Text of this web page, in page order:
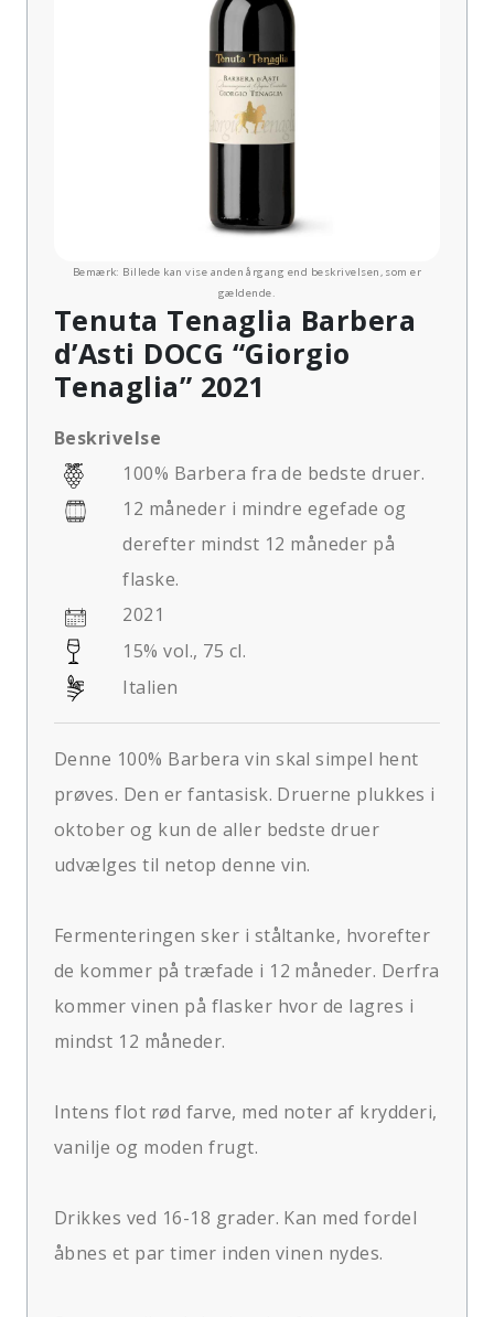
Bemærk: Billede kan vise anden årgang end beskrivelsen, som er
gældende.
Tenuta Tenaglia Barbera
d’Asti DOCG “Giorgio
Tenaglia” 2021
Beskrivelse
100% Barbera fra de bedste druer.
12 måneder i mindre egefade og
derefter mindst 12 måneder på
flaske.
2021
15% vol., 75 cl.
Italien
Denne 100% Barbera vin skal simpel hent
prøves. Den er fantasisk. Druerne plukkes i
oktober og kun de aller bedste druer
udvælges til netop denne vin.
Fermenteringen sker i ståltanke, hvorefter
de kommer på træfade i 12 måneder. Derfra
kommer vinen på flasker hvor de lagres i
mindst 12 måneder.
Intens flot rød farve, med noter af krydderi,
vanilje og moden frugt.
Drikkes ved 16-18 grader. Kan med fordel
åbnes et par timer inden vinen nydes.